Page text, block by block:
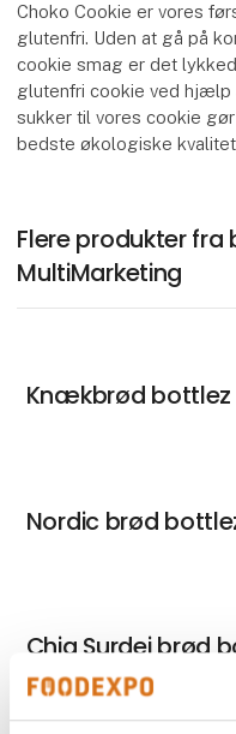
Choko Cookie er vores
glutenfri. Uden at gå på
cookie smag er det
glutenfri cookie ved hjælp
sukker til vores cookie
bedste økologiske
Flere produkter
MultiMarketing
Knækbrød bottlez
Nordic brød
Chia Surdej brød